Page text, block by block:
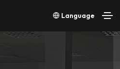
Language